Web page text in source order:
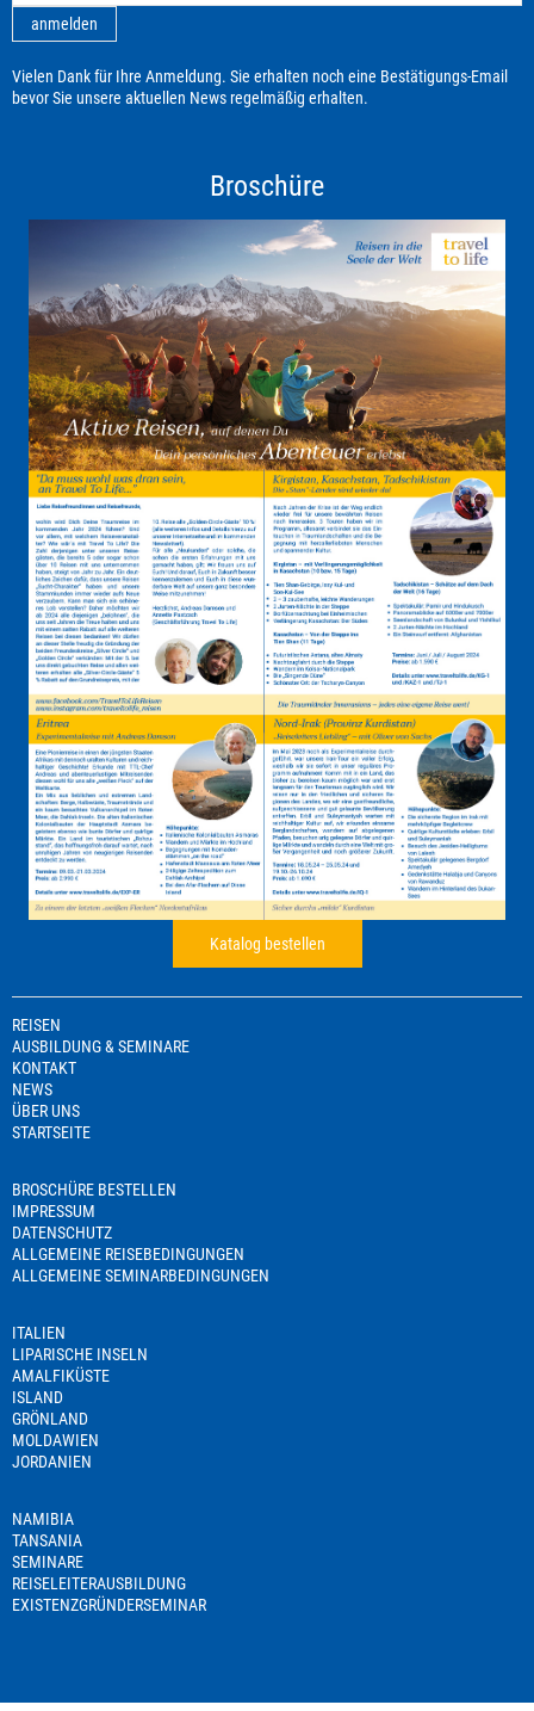
anmelden
Vielen Dank für Ihre Anmeldung. Sie erhalten noch eine Bestätigungs-Email
bevor Sie unsere aktuellen News regelmäßig erhalten.
Broschüre
Katalog bestellen
REISEN
AUSBILDUNG & SEMINARE
KONTAKT
NEWS
ÜBER UNS
STARTSEITE
BROSCHÜRE BESTELLEN
IMPRESSUM
DATENSCHUTZ
ALLGEMEINE REISEBEDINGUNGEN
ALLGEMEINE SEMINARBEDINGUNGEN
ITALIEN
LIPARISCHE INSELN
AMALFIKÜSTE
ISLAND
GRÖNLAND
MOLDAWIEN
JORDANIEN
NAMIBIA
TANSANIA
SEMINARE
REISELEITERAUSBILDUNG
EXISTENZGRÜNDERSEMINAR